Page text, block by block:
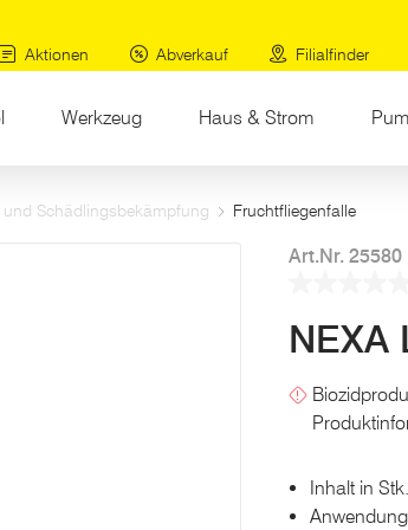
Aktionen
Abverkauf Filialfinder
Werkzeug Haus & Strom
Schädlingsbekämpfung Fruchtfliegenfalle
Art.Nr. 25580
Link
auf
Seite.
NEXA
Inhalt in